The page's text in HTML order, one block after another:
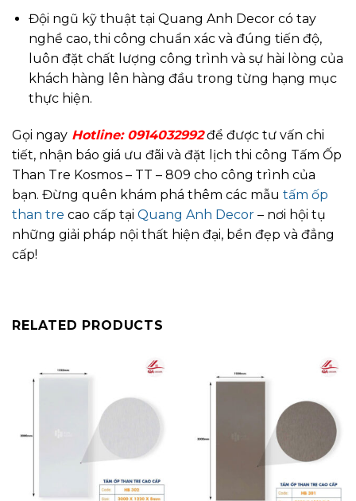
Đội ngũ kỹ thuật tại Quang Anh Decor có tay
nghề cao, thi công chuẩn xác và đúng tiến độ,
luôn đặt chất lượng công trình và sự hài lòng của
khách hàng lên hàng đầu trong từng hạng mục
thực hiện.
Gọi ngay Hotline: 0914032992để được tư vấn chi
tiết, nhận báo giá ưu đãi và đặt lịch thi công Tấm Ốp
Than Tre Kosmos – TT – 809 cho công trình của
bạn. Đừng quên khám phá thêm các mẫu tấm ốp
than tre cao cấp tại Quang Anh Decor – nơi hội tụ
những giải pháp nội thất hiện đại, bền đẹp và đẳng
cấp!
RELATED PRODUCTS